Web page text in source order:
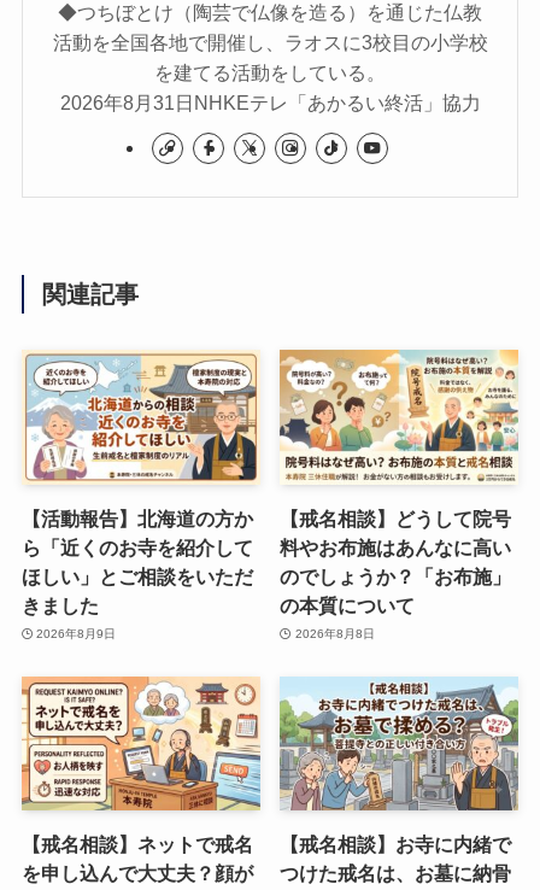
◆つちぼとけ（陶芸で仏像を造る）を通じた仏教
活動を全国各地で開催し、ラオスに3校目の小学校
を建てる活動をしている。
2026年8月31日NHKEテレ「あかるい終活」協力
関連記事
【活動報告】北海道の方か
ら「近くのお寺を紹介して
ほしい」とご相談をいただ
きました
2026年8月9日
【戒名相談】どうして院号
料やお布施はあんなに高い
のでしょうか？「お布施」
の本質について
2026年8月8日
【戒名相談】ネットで戒名
を申し込んで大丈夫？顔が
【戒名相談】お寺に内緒で
つけた戒名は、お墓に納骨